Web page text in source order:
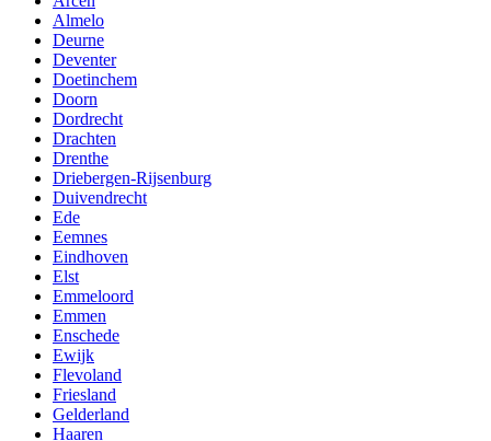
Almelo
Deurne
Deventer
Doetinchem
Doorn
Dordrecht
Drachten
Drenthe
Driebergen-Rijsenburg
Duivendrecht
Ede
Eemnes
Eindhoven
Elst
Emmeloord
Emmen
Enschede
Ewijk
Flevoland
Friesland
Gelderland
Haaren